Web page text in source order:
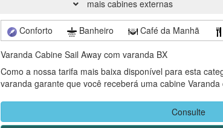
mais cabines externas
Conforto Banheiro Café da Manhã
Varanda Cabine Sail Away com varanda BX
Como a nossa tarifa mais baixa disponível para esta
varanda garante que você receberá uma cabine
atribuída a você até um dia antes do embarque. Tarifas e
incluídas nesta categoria (BX).
Consulte